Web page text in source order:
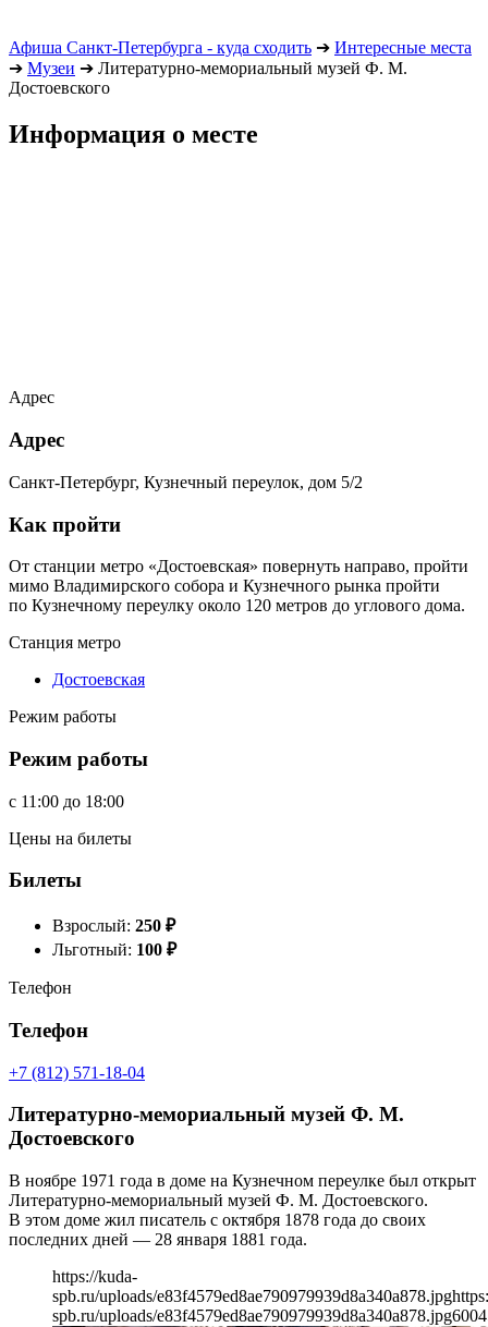
Афиша Санкт-Петербурга - куда сходить ➔ Интересные места
➔ Музеи ➔ Литературно-мемориальный музей Ф. М.
Достоевского
Информация о месте
Адрес
Адрес
Санкт-Петербург, Кузнечный переулок, дом 5/2
Как пройти
От станции метро «Достоевская» повернуть направо, пройти
мимо Владимирского собора и Кузнечного рынка пройти
по Кузнечному переулку около 120 метров до углового дома.
Станция метро
Достоевская
Режим работы
Режим работы
c 11:00 до 18:00
Цены на билеты
Билеты
Взрослый: 250 ₽
Льготный: 100 ₽
Телефон
Телефон
+7 (812) 571-18-04
Литературно-мемориальный музей Ф. М.
Достоевского
В ноябре 1971 года в доме на Кузнечном переулке был открыт
Литературно-мемориальный музей Ф. М. Достоевского.
В этом доме жил писатель с октября 1878 года до своих
последних дней — 28 января 1881 года.
https://kuda-
spb.ru/uploads/e83f4579ed8ae790979939d8a340a878.jpg
spb.ru/uploads/e83f4579ed8ae790979939d8a340a878.jpg600